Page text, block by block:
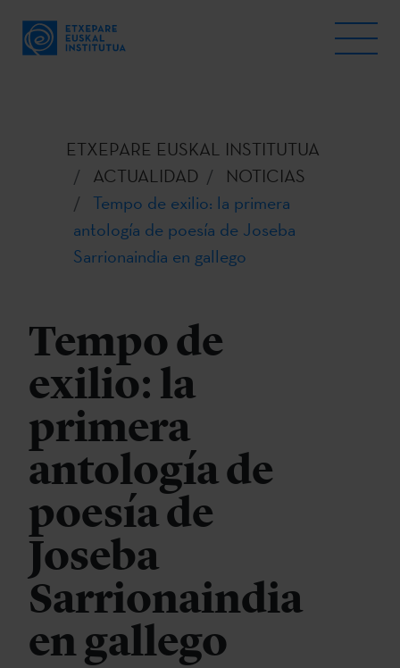
ETXEPARE EUSKAL INSTITUTUA
ACTUALIDAD
NOTICIAS
Tempo de exilio: la primera
antología de poesía de Joseba
Sarrionaindia en gallego
Tempo de
exilio: la
primera
antología de
poesía de
Joseba
Sarrionaindia
en gallego